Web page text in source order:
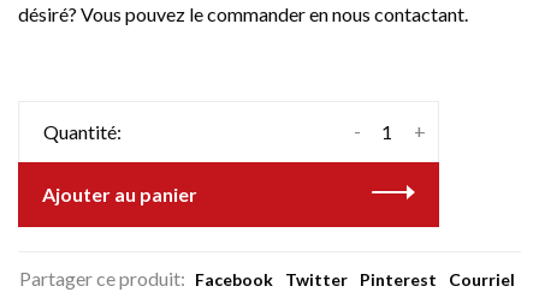
désiré? Vous pouvez le commander en nous contactant.
Quantité: +
-
Ajouter au panier
Partager ce produit: Facebook Twitter Pinterest Courriel